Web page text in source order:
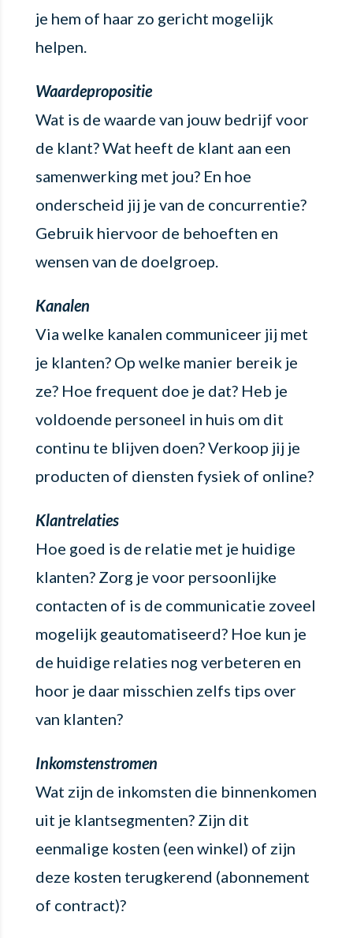
je hem of haar zo gericht mogelijk
helpen.
Waardepropositie
Wat is de waarde van jouw bedrijf voor
de klant? Wat heeft de klant aan een
samenwerking met jou? En hoe
onderscheid jij je van de concurrentie?
Gebruik hiervoor de behoeften en
wensen van de doelgroep.
Kanalen
Via welke kanalen communiceer jij met
je klanten? Op welke manier bereik je
ze? Hoe frequent doe je dat? Heb je
voldoende personeel in huis om dit
continu te blijven doen? Verkoop jij je
producten of diensten fysiek of online?
Klantrelaties
Hoe goed is de relatie met je huidige
klanten? Zorg je voor persoonlijke
contacten of is de communicatie zoveel
mogelijk geautomatiseerd? Hoe kun je
de huidige relaties nog verbeteren en
hoor je daar misschien zelfs tips over
van klanten?
Inkomstenstromen
Wat zijn de inkomsten die binnenkomen
uit je klantsegmenten? Zijn dit
eenmalige kosten (een winkel) of zijn
deze kosten terugkerend (abonnement
of contract)?